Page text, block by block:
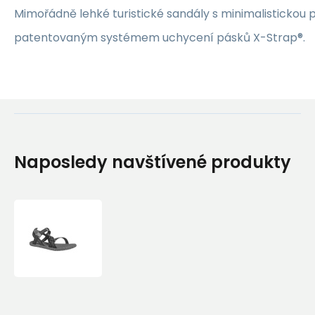
Mimořádně lehké turistické sandály s minimalistickou
patentovaným systémem uchycení pásků X-Strap®.
Naposledy navštívené produkty